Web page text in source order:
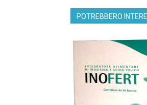
POTREBBERO